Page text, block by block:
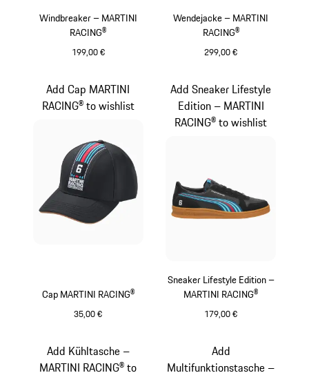
Windbreaker – MARTINI
RACING®
199,00 €
Wendejacke – MARTINI
RACING®
299,00 €
Cap MARTINI RACING®
35,00 €
Add Cap MARTINI
RACING® to wishlist
Sneaker Lifestyle Edition –
MARTINI RACING®
179,00 €
Add Sneaker Lifestyle
Edition – MARTINI
RACING® to wishlist
Add Kühltasche –
MARTINI RACING® to
Add
Multifunktionstasche –